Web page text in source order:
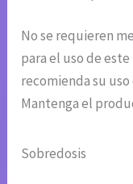
No se requieren
para el uso de
recomienda su uso
Mantenga el
Sobredosis